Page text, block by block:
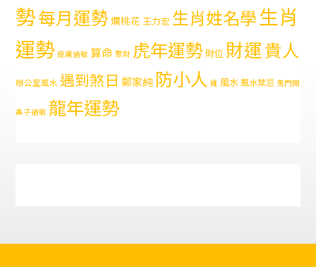
勢每月運勢 爛桃花 王力宏 生肖姓名學生肖
運勢 皮膚過敏 算命 聚財 虎年運勢 財位 財運貴人
辦公室風水 遇到煞日 鄭家純 防小人 雞 風水風水禁忌 鬼門開
鼻子過敏 龍年運勢